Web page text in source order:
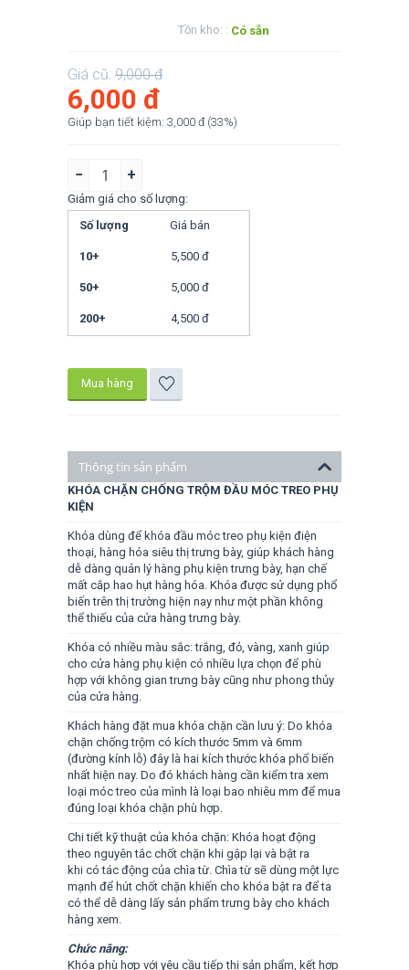
Tồn kho: : Có sẵn
Giá cũ: 9,000 đ
6,000 đ
Giúp bạn tiết kiệm: 3,000 đ(33%)
− +
Giảm giá cho số lượng:
Số lượng
Giá bán
10+ 5,500 đ
50+ 5,000 đ
200+ 4,500 đ
Mua hàng
Thông tin sản phẩm
KHÓA CHẶN CHỐNG TRỘM ĐẦU MÓC TREO PHỤ
KIỆN
Khóa dùng để khóa đầu móc treo phụ kiện điện
thoại, hàng hóa siêu thị trưng bày, giúp khách hàng
dễ dàng quản lý hàng phụ kiện trưng bày, hạn chế
mất cắp hao hụt hàng hóa. Khóa được sử dụng phổ
biến trên thị trường hiện nay như một phần không
thể thiếu của cửa hàng trưng bày.
Khóa có nhiều màu sắc: trắng, đỏ, vàng, xanh giúp
cho cửa hàng phụ kiện có nhiều lựa chọn để phù
hợp với không gian trưng bày cũng như phong thủy
của cửa hàng.
Khách hàng đặt mua khóa chặn cần lưu ý: Do khóa
chặn chống trộm có kích thước 5mm và 6mm
(đường kính lỗ) đây là hai kích thước khóa phổ biến
nhất hiện nay. Do đó khách hàng cần kiểm tra xem
loại móc treo của mình là loại bao nhiêu mm để mua
đúng loại khóa chặn phù hợp.
Chi tiết kỹ thuật của khóa chặn: Khóa hoạt động
theo nguyên tắc chốt chặn khi gập lại và bật ra
khi có tác động của chìa từ. Chìa từ sẽ dùng một lực
mạnh để hút chốt chặn khiến cho khóa bật ra để ta
có thể dễ dàng lấy sản phẩm trưng bày cho khách
hàng xem.
Chức năng:
Khóa phù hợp với yêu cầu tiếp thị sản phẩm, kết hợp